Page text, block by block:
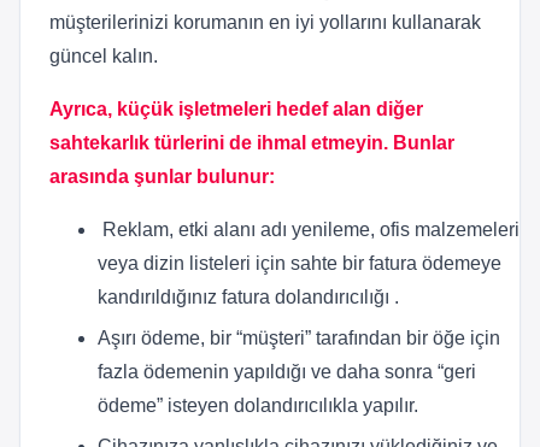
müşterilerinizi korumanın en iyi yollarını kullanarak
güncel kalın.
Ayrıca, küçük işletmeleri hedef alan diğer
sahtekarlık türlerini de ihmal etmeyin. Bunlar
arasında şunlar bulunur:
Reklam, etki alanı adı yenileme, ofis malzemeleri
veya dizin listeleri için sahte bir fatura ödemeye
kandırıldığınız fatura dolandırıcılığı .
Aşırı ödeme, bir “müşteri” tarafından bir öğe için
fazla ödemenin yapıldığı ve daha sonra “geri
ödeme” isteyen dolandırıcılıkla yapılır.